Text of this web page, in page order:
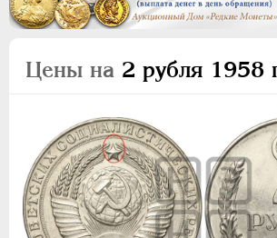
Цены на 2 рубля 1958
ПОЛКОПЕЙКИ
2 КОПЕЙКИ
5 КОПЕЕК
10 КОПЕЕК
15 КОПЕЕК
20 КОПЕЕК
50 КОПЕЕК